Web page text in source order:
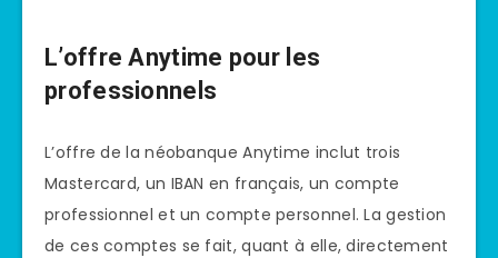
L’offre Anytime pour les
professionnels
L’offre de la néobanque Anytime inclut trois
Mastercard, un IBAN en français, un compte
professionnel et un compte personnel. La gestion
de ces comptes se fait, quant à elle, directement